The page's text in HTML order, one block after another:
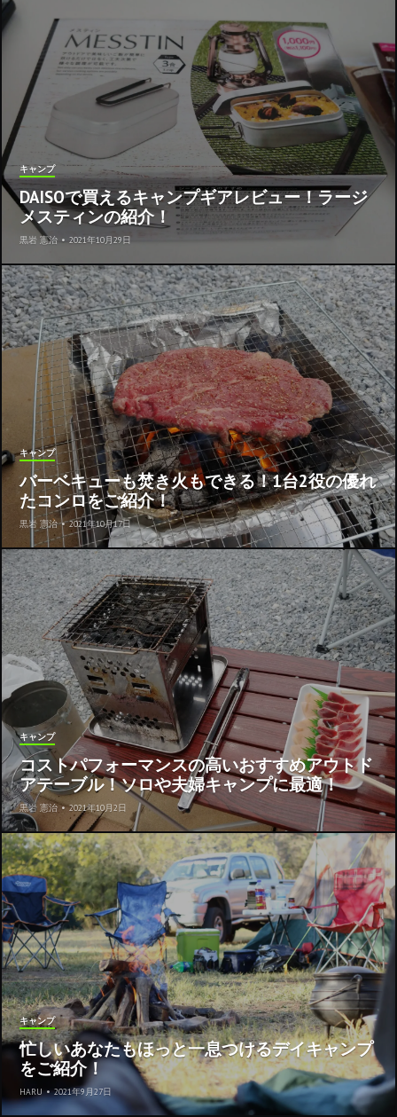
キャンプ
DAISOで買えるキャンプギアレビュー！ラージ
メスティンの紹介！
黒岩 憲治 • 2021年10月29日
キャンプ
バーベキューも焚き火もできる！1台2役の優れ
たコンロをご紹介！
黒岩 憲治 • 2021年10月17日
キャンプ
コストパフォーマンスの高いおすすめアウトド
アテーブル！ソロや夫婦キャンプに最適！
黒岩 憲治 • 2021年10月2日
キャンプ
忙しいあなたもほっと一息つけるデイキャンプ
をご紹介！
HARU • 2021年9月27日